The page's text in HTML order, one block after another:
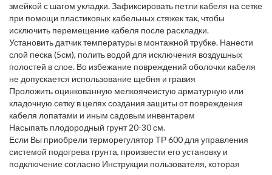
змейкой с шагом укладки. Зафиксировать петли кабеля на сетке
при помощи пластиковых кабельных стяжек так, чтобы
исключить перемещение кабеля после раскладки.
Установить датчик температуры в монтажной трубке. Нанести
слой песка (5см), полить водой для исключения воздушных
полостей в слое. Во избежание повреждений оболочки кабеля
не допускается использование щебня и гравия
Проложить оцинкованную мелкоячеистую арматурную или
кладочную сетку в целях создания защиты от повреждения
кабеля лопатами и иным садовым инвентарем
Насыпать плодородный грунт 20-30 см.
Если Вы приобрели терморегулятор ТР 600 для управления
системой подогрева грунта, произвести его установку и
подключение согласно Инструкции пользователя, которая